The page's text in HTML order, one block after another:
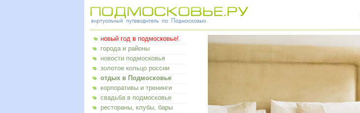
новый год в подмосковье!
города и районы
новости подмосковья
золотое кольцо россии
отдых в Подмосковье
корпоративы и тренинги
свадьба в подмосковье
рестораны, клубы, бары